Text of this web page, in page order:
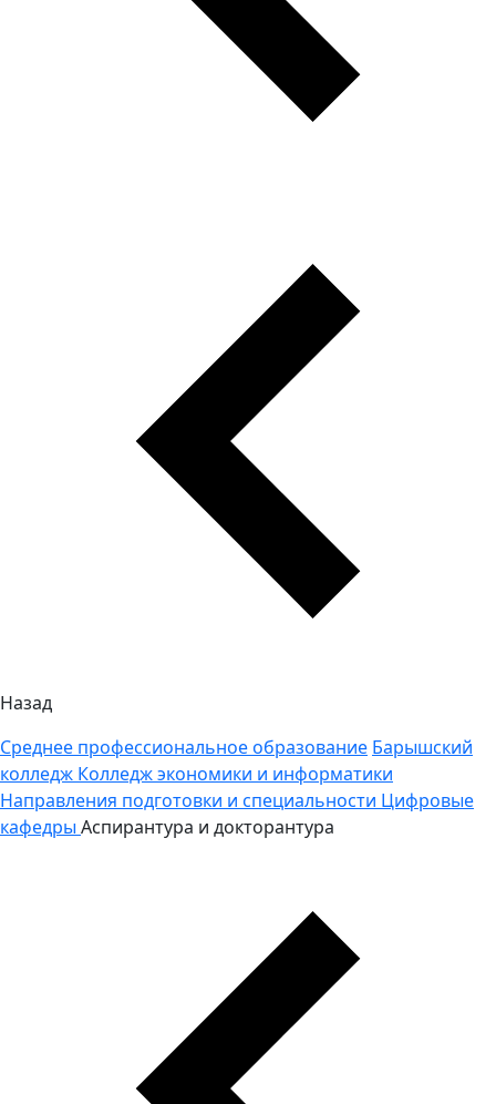
Назад
Среднее профессиональное образование Барышский
колледж Колледж экономики и информатики
Направления подготовки и специальности Цифровые
кафедры Аспирантура и докторантура